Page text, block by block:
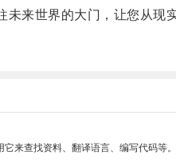
世界的大门，让您从现实
来查找资料、翻译语言、编写代码等。